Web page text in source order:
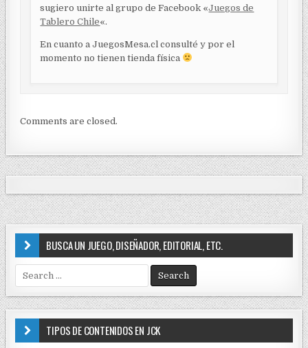
sugiero unirte al grupo de Facebook «Juegos de
Tablero Chile«.
En cuanto a JuegosMesa.cl consulté y por el
momento no tienen tienda física
Comments are closed.
BUSCA UN JUEGO, DISEÑADOR, EDITORIAL, ETC.
e
a
r
TIPOS DE CONTENIDOS EN JCK